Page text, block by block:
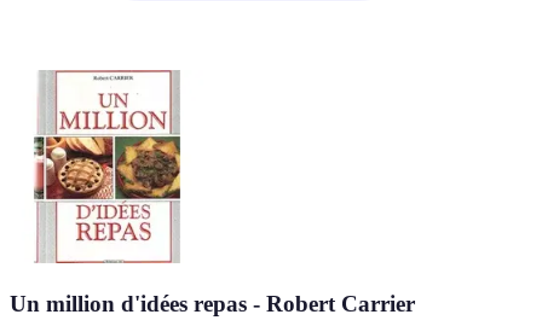
Un million d'idées repas - Robert Carrier